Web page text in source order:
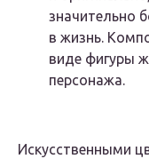
значительно
в жизнь.
виде фигуры
персонажа.
Искусственными